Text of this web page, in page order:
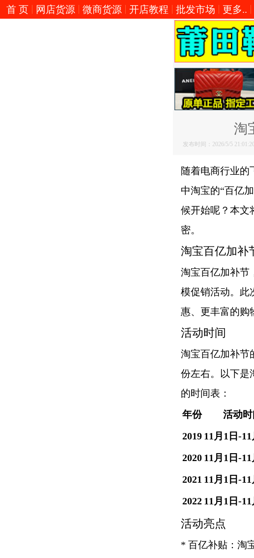
首 页 网店货源 微商货源 开店教程 批发市场 更多..
淘
发布时间：2026/5/5
随着电商行业的
中淘宝的“百亿
候开始呢？本文
密。
淘宝百亿加补
淘宝百亿加补节
模促销活动。此
惠、更丰富的购
活动时间
淘宝百亿加补节
份左右。以下是
的时间表：
年份
活动
2019 11月1日-11
2020 11月1日-11
2021 11月1日-11
2022 11月1日-11
活动亮点
* 百亿补贴：淘